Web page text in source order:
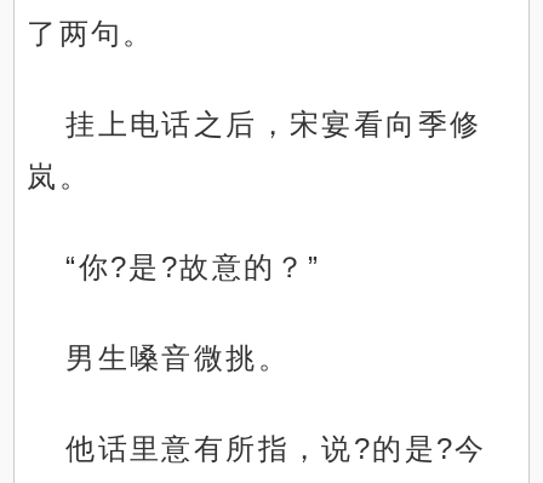
了两句。
挂上电话之后，宋宴看向季修
岚。
“你?是?故意的？”
男生嗓音微挑。
他话里意有所指，说?的是?今